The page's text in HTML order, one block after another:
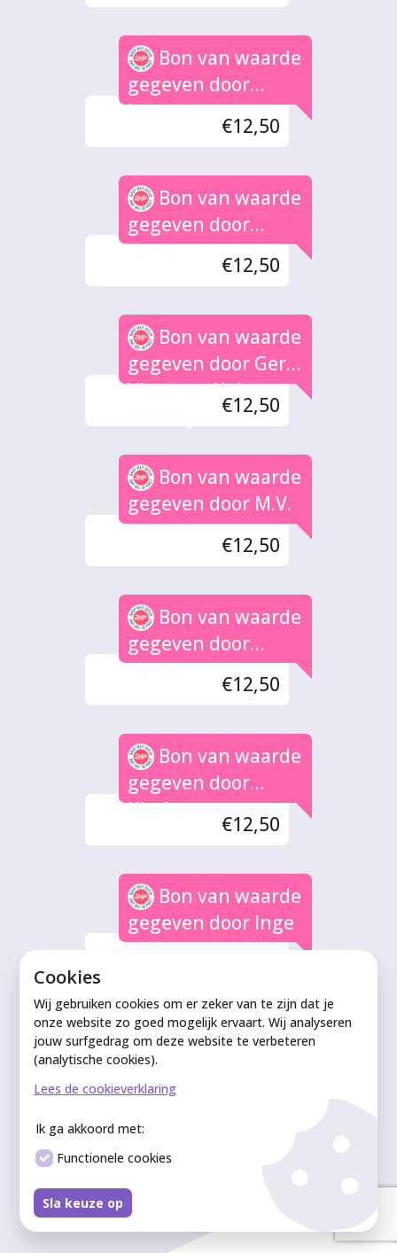
Cookies
Wij gebruiken cookies om er zeker van te zijn dat je
onze website zo goed mogelijk ervaart. Wij analyseren
jouw surfgedrag om deze website te verbeteren
(analytische cookies).
Lees de cookieverklaring
Ik ga akkoord met:
Functionele cookies
Sla keuze op
Bon van waarde
gegeven door
Jacques
€12,50
Bon van waarde
gegeven door
Romy
€12,50
Bon van waarde
gegeven door Gert
Visser en Heleen
€12,50
Bon van waarde
gegeven door M.V.
€12,50
Bon van waarde
gegeven door
Nynke
€12,50
Bon van waarde
gegeven door
Klaske
€12,50
Bon van waarde
gegeven door Inge
Geld gegeven
door Robert
Nagtegaal
Bijdrage aan project-